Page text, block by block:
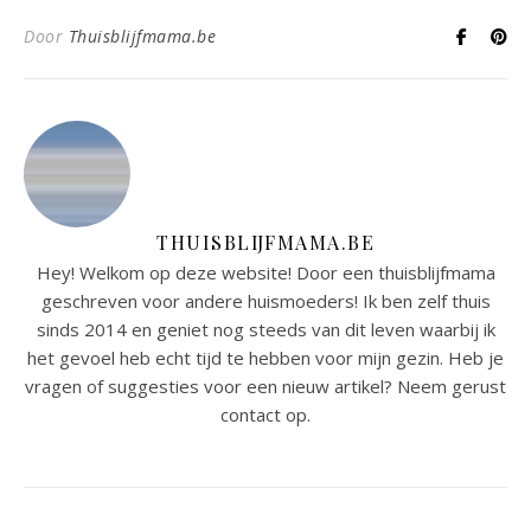
Door Thuisblijfmama.be
THUISBLIJFMAMA.BE
Hey! Welkom op deze website! Door een thuisblijfmama
geschreven voor andere huismoeders! Ik ben zelf thuis
sinds 2014 en geniet nog steeds van dit leven waarbij ik
het gevoel heb echt tijd te hebben voor mijn gezin. Heb je
vragen of suggesties voor een nieuw artikel? Neem gerust
contact op.